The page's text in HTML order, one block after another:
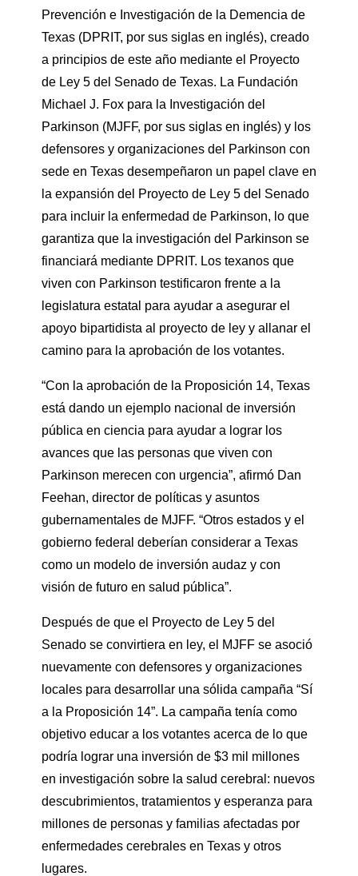
Prevención e Investigación de la Demencia de
Texas (DPRIT, por sus siglas en inglés), creado
a principios de este año mediante el Proyecto
de Ley 5 del Senado de Texas. La Fundación
Michael J. Fox para la Investigación del
Parkinson (MJFF, por sus siglas en inglés) y los
defensores y organizaciones del Parkinson con
sede en Texas desempeñaron un papel clave en
la expansión del Proyecto de Ley 5 del Senado
para incluir la enfermedad de Parkinson, lo que
garantiza que la investigación del Parkinson se
financiará mediante DPRIT. Los texanos que
viven con Parkinson testificaron frente a la
legislatura estatal para ayudar a asegurar el
apoyo bipartidista al proyecto de ley y allanar el
camino para la aprobación de los votantes.
“Con la aprobación de la Proposición 14, Texas
está dando un ejemplo nacional de inversión
pública en ciencia para ayudar a lograr los
avances que las personas que viven con
Parkinson merecen con urgencia”, afirmó Dan
Feehan, director de políticas y asuntos
gubernamentales de MJFF. “Otros estados y el
gobierno federal deberían considerar a Texas
como un modelo de inversión audaz y con
visión de futuro en salud pública”.
Después de que el Proyecto de Ley 5 del
Senado se convirtiera en ley, el MJFF se asoció
nuevamente con defensores y organizaciones
locales para desarrollar una sólida campaña “Sí
a la Proposición 14”. La campaña tenía como
objetivo educar a los votantes acerca de lo que
podría lograr una inversión de $3 mil millones
en investigación sobre la salud cerebral: nuevos
descubrimientos, tratamientos y esperanza para
millones de personas y familias afectadas por
enfermedades cerebrales en Texas y otros
lugares.